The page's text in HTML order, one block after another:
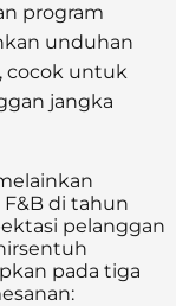
program
unduhan
cocok untuk
jangka
di tahun
pelanggan
pada tiga